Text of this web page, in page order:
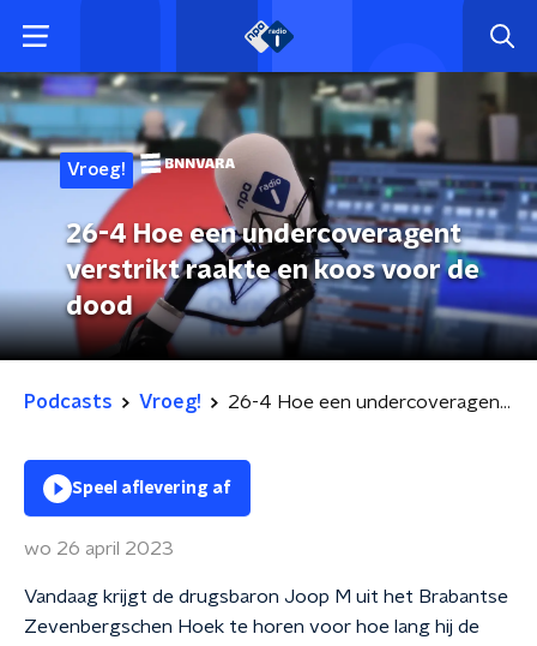
Vroeg!
26-4 Hoe een undercoveragent
verstrikt raakte en koos voor de
dood
Podcasts Vroeg! 26-4 Hoe een undercoveragent verstrikt raakte en koos voor de dood
Speel aflevering af
wo 26 april 2023
Vandaag krijgt de drugsbaron Joop M uit het Brabantse
Zevenbergschen Hoek te horen voor hoe lang hij de